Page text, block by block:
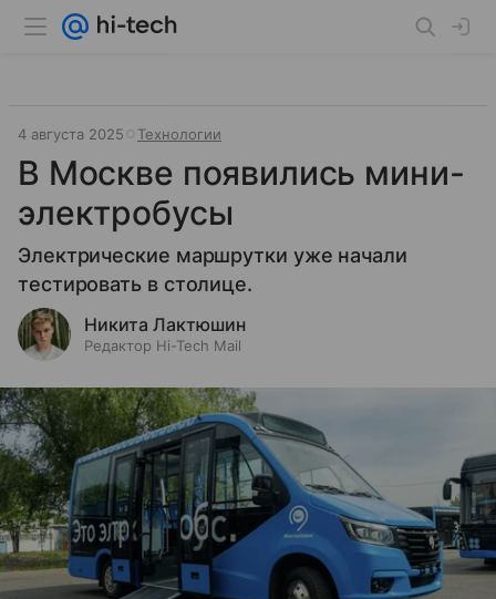
4 августа 2025 Технологии
В Москве появились мини-
электробусы
Электрические маршрутки уже начали
тестировать в столице.
Никита Лактюшин
Редактор Hi-Tech Mail